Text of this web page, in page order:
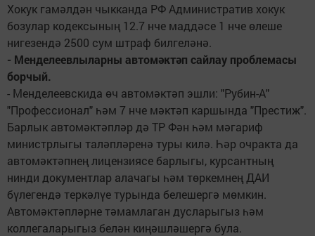
Хокук гамәлдән чыкканда РФ Административ хокук
бозулар кодексының 12.7 нче маддәсе 1 нче өлеше
нигезендә 2500 сум штраф билгеләнә.
- Менделеевлыларны автомәктәп сайлау проблемасы
борчый.
- Менделеевскида өч автомәктәп эшли: "Рубин-А"
"Профессионал" һәм 7 нче мәктәп каршында "Престиж".
Барлык автомәктәпләр дә ТР Фән һәм мәгариф
министрлыгы таләпләренә туры килә. Һәр очракта да
автомәктәпнең лицензиясе барлыгы, курсантның
нинди документлар алачагы һәм төркемнең ДАИ
бүлегендә теркәлүе турында белешергә мөмкин.
Автомәктәпләрне тәмамлаган дусларыгыз һәм
коллегаларыгыз белән киңәшләшергә була.